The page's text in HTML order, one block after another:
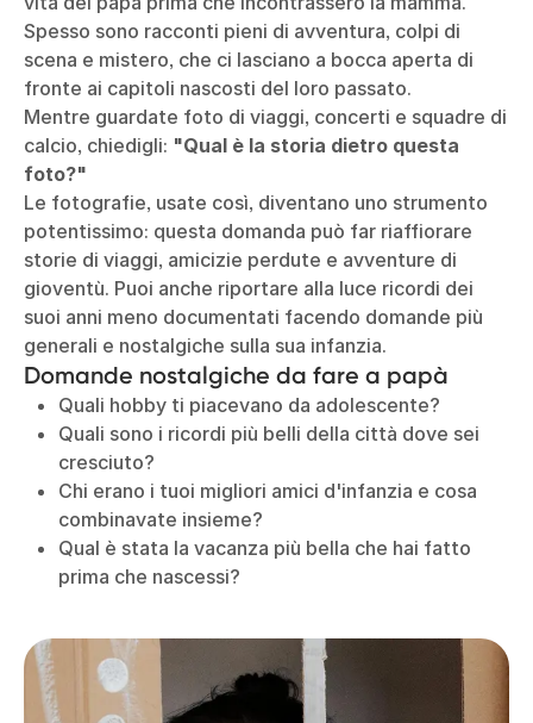
Spesso sono racconti pieni di avventura, colpi di
scena e mistero, che ci lasciano a bocca aperta di
fronte ai capitoli nascosti del loro passato.
Mentre guardate foto di viaggi, concerti e squadre di
calcio, chiedigli: "Qual è la storia dietro questa
foto?"
Le fotografie, usate così, diventano uno strumento
potentissimo: questa domanda può far riaffiorare
storie di viaggi, amicizie perdute e avventure di
gioventù. Puoi anche riportare alla luce ricordi dei
suoi anni meno documentati facendo domande più
generali e nostalgiche sulla sua infanzia.
Domande nostalgiche da fare a papà
Quali hobby ti piacevano da adolescente?
Quali sono i ricordi più belli della città dove sei
cresciuto?
Chi erano i tuoi migliori amici d'infanzia e cosa
combinavate insieme?
Qual è stata la vacanza più bella che hai fatto
prima che nascessi?